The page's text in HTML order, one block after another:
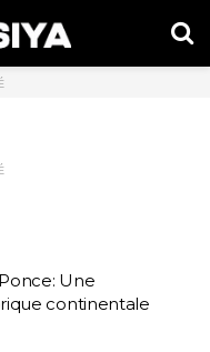
Une
continentale